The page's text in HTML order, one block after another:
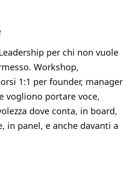
per chi non vuole
Workshop,
1:1 per founder, manager
vogliono portare voce,
dove conta, in board,
in panel, e anche davanti a